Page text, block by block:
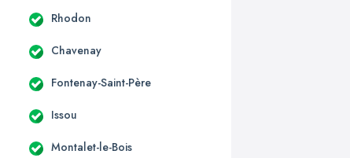
Rhodon
Chavenay
Fontenay-Saint-Père
Issou
Montalet-le-Bois